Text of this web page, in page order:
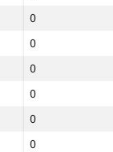
0
0
0
0
0
0
Jami
NGP30 Sum